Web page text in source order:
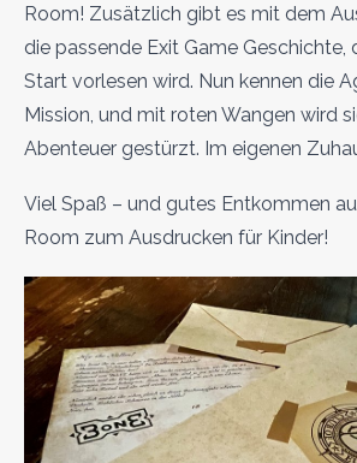
Room! Zusätzlich gibt es mit dem
die passende Exit Game Geschichte,
Start vorlesen wird. Nun kennen die
Mission, und mit roten Wangen wird
Abenteuer gestürzt. Im eigenen
Viel Spaß – und gutes Entkommen
Room zum Ausdrucken für Kinder!